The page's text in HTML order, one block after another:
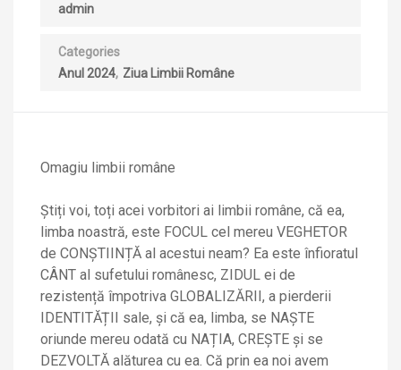
admin
Categories
Anul 2024 Ziua Limbii Române
Omagiu limbii române
Știți voi, toți acei vorbitori ai limbii române, că ea,
limba noastră, este FOCUL cel mereu VEGHETOR
de CONȘTIINȚĂ al acestui neam? Ea este înfioratul
CÂNT al sufetului românesc, ZIDUL ei de
rezistență împotriva GLOBALIZĂRII, a pierderii
IDENTITĂȚII sale, și că ea, limba, se NAȘTE
oriunde mereu odată cu NAȚIA, CREȘTE și se
DEZVOLTĂ alăturea cu ea. Că prin ea noi avem